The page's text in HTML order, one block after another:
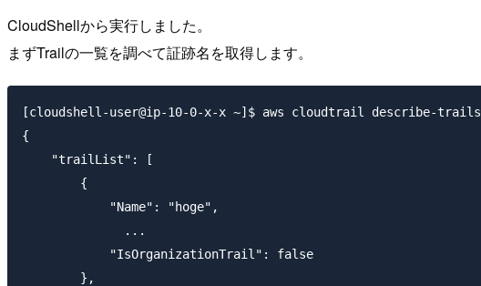
CloudShellから実行しました。
まずTrailの一覧を調べて証跡名を取得します。
[cloudshell-user@ip-10-0-x-x ~]$ aws cloudtrail describe-trails
{
    "trailList": [
        {
            "Name": "hoge",
              ...
            "IsOrganizationTrail": false
        },